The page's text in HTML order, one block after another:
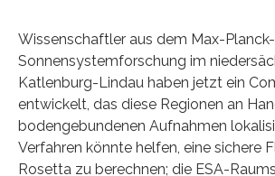
Wissenschaftler aus dem Max-
Sonnensystemforschung im
Katlenburg-Lindau haben jetzt ein
entwickelt, das diese Regionen an
bodengebundenen Aufnahmen
Verfahren könnte helfen, eine sichere
Rosetta zu berechnen; die ESA-